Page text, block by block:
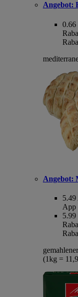
Angebot:
0.66
Angebot:
5.49
App
5.99
(1kg =